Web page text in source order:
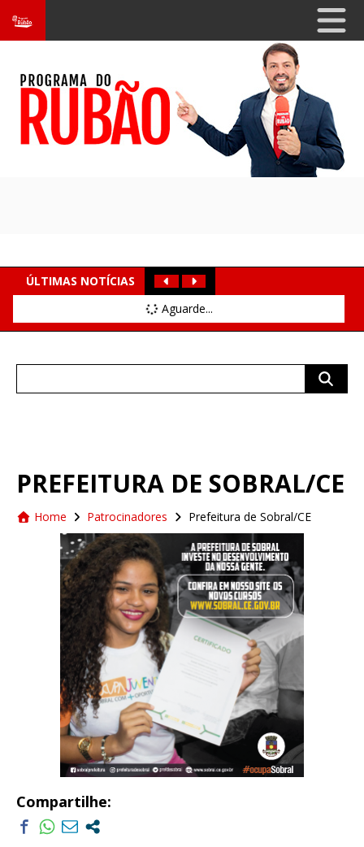
ÚLTIMAS NOTÍCIAS
Aguarde...
PREFEITURA DE SOBRAL/CE
Home Patrocinadores Prefeitura de Sobral/CE
Compartilhe: